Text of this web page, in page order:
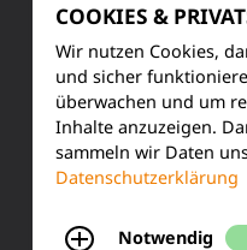
COOKIES &
Wir nutzen Cookies,
und sicher
überwachen und um
Inhalte anzuzeigen.
sammeln wir Daten
Datenschutzerklärung
Notwendig